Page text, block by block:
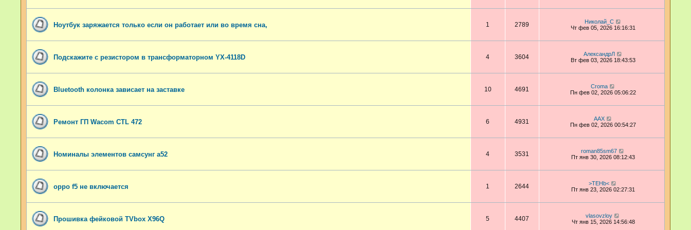
Ноутбук заряжается только если он работает или во время сна, 1 2789
Николай_С
Чт фев 05, 2026 16:16:31
Подскажите с резистором в трансформаторном YX-4118D 4 3604
АлександрЛ
Вт фев 03, 2026 18:43:53
Bluetooth колонка зависает на заставке 10 4691
Croma
Пн фев 02, 2026 05:06:22
Ремонт ГП Wacom CTL 472 6 4931
AAX
Пн фев 02, 2026 00:54:27
Номиналы элементов самсунг а52 4 3531
roman85sm67
Пт янв 30, 2026 08:12:43
oppo f5 не включается 1 2644
>TEHb<
Пт янв 23, 2026 02:27:31
Прошивка фейковой TVbox X96Q 5 4407
vlasovzloy
Чт янв 15, 2026 14:56:48